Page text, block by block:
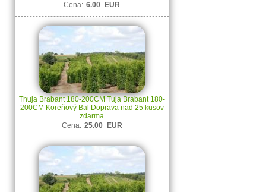
Cena: 6.00 EUR
Thuja Brabant 180-200CM Tuja Brabant 180-
200CM Koreňový Bal Doprava nad 25 kusov
zdarma
Cena: 25.00 EUR